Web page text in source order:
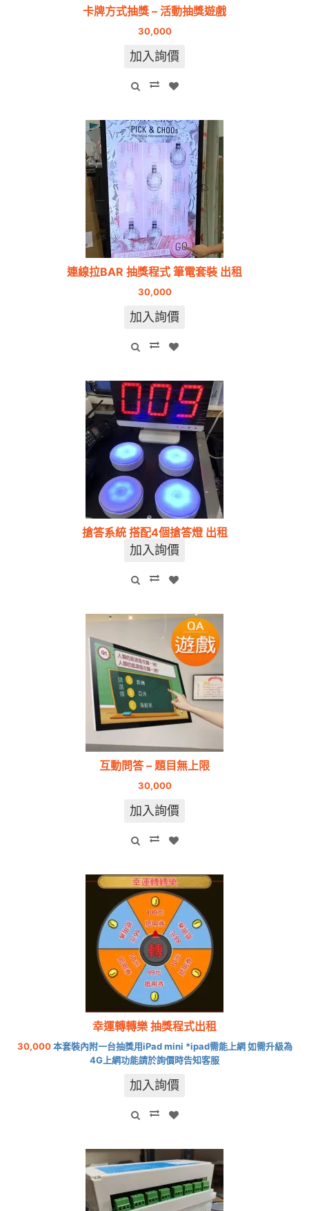
卡牌方式抽獎 – 活動抽獎遊戲
30,000
加入詢價
連線拉BAR 抽獎程式 筆電套裝 出租
30,000
加入詢價
搶答系統 搭配4個搶答燈 出租
加入詢價
互動問答 – 題目無上限
30,000
加入詢價
幸運轉轉樂 抽獎程式出租
30,000本套裝內附一台抽獎用iPad mini *ipad需能上網 如需升級為
4G上網功能請於詢價時告知客服
加入詢價